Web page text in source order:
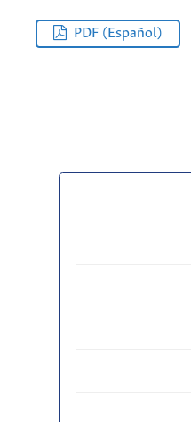
PDF (Español)